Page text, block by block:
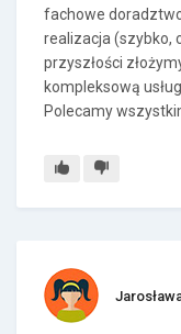
fachowe
realizacja (szybko,
przyszłości
kompleksową
Polecamy